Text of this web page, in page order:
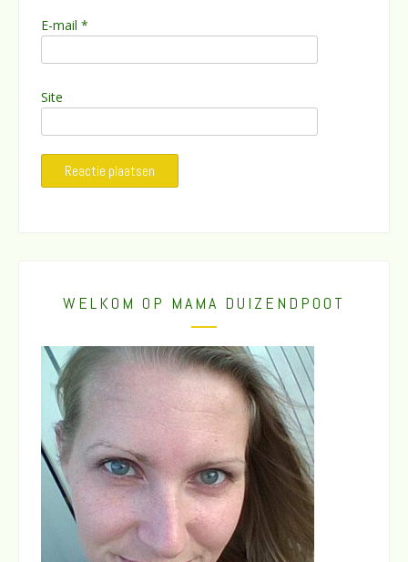
E-mail *
Site
WELKOM OP MAMA DUIZENDPOOT